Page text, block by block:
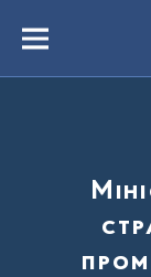
вмістуMenu